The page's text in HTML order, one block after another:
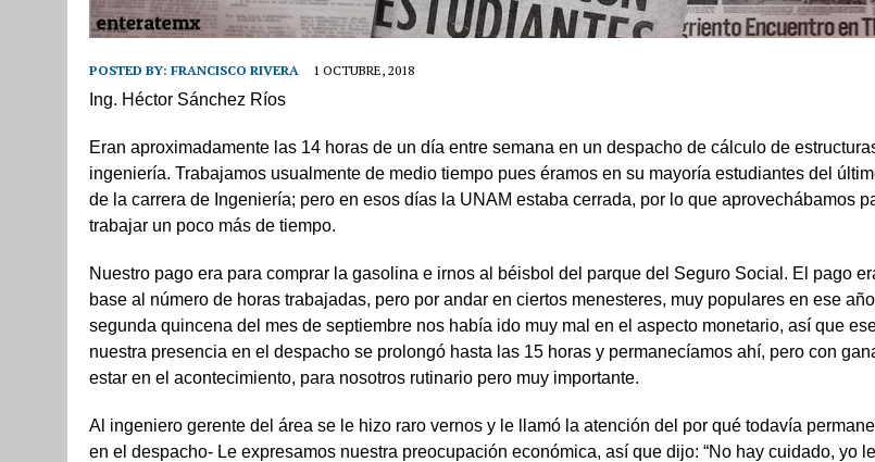
POSTED BY: FRANCISCO RIVERA 1 OCTUBRE, 2018
Ing. Héctor Sánchez Ríos
Eran aproximadamente las 14 horas de un día entre semana en un despacho de cálculo de
ingeniería. Trabajamos usualmente de medio tiempo pues éramos en su mayoría estudiantes del
de la carrera de Ingeniería; pero en esos días la UNAM estaba cerrada, por lo que aprovechábamos
trabajar un poco más de tiempo.
Nuestro pago era para comprar la gasolina e irnos al béisbol del parque del Seguro Social. El pago
base al número de horas trabajadas, pero por andar en ciertos menesteres, muy populares en ese
segunda quincena del mes de septiembre nos había ido muy mal en el aspecto monetario, así que
nuestra presencia en el despacho se prolongó hasta las 15 horas y permanecíamos ahí, pero con
estar en el acontecimiento, para nosotros rutinario pero muy importante.
Al ingeniero gerente del área se le hizo raro vernos y le llamó la atención del por qué todavía
en el despacho- Le expresamos nuestra preocupación económica, así que dijo: “No hay cuidado, yo